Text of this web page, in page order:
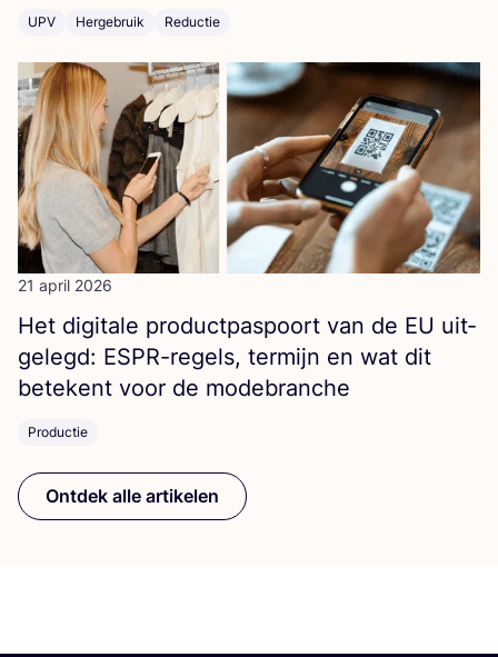
UPV Hergebruik Reductie
21 april 2026
Het digi­ta­le pro­duct­pas­poort van de EU uit­
ge­legd: ESPR-regels, ter­mijn en wat dit
bete­kent voor de modebranche
Productie
Ontdek alle artikelen